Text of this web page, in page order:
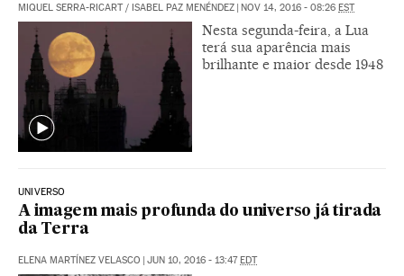
MIQUEL SERRA-RICART / ISABEL PAZ MENÉNDEZ | NOV 14, 2016 - 08:26 EST
Nesta segunda-feira, a Lua
terá sua aparência mais
brilhante e maior desde 1948
UNIVERSO
A imagem mais profunda do universo já tirada
da Terra
ELENA MARTÍNEZ VELASCO | JUN 10, 2016 - 13:47EDT